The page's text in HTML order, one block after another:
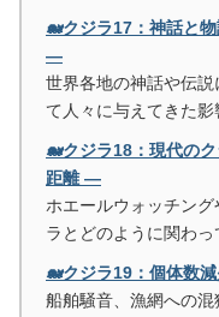
🐋クジラ17：神話と
―
世界各地の神話や伝
て人々に与えてきた影
🐋クジラ18：現代の
距離 ―
ホエールウォッチン
ラとどのように関わっ
🐋クジラ19：個体数
船舶騒音、漁網への